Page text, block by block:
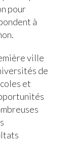
pour
à
ville
de
et